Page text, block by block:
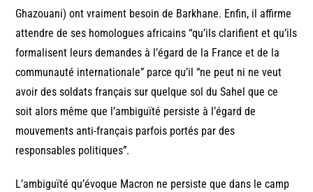
Ghazouani) ont vraiment besoin de Barkhane. Enfin, il affirme
attendre de ses homologues africains “qu’ils clarifient et qu’ils
formalisent leurs demandes à l’égard de la France et de la
communauté internationale” parce qu’il “ne peut ni ne veut
avoir des soldats français sur quelque sol du Sahel que ce
soit alors même que l’ambiguïté persiste à l’égard de
mouvements anti-français parfois portés par des
responsables politiques”.
L’ambiguïté qu’évoque Macron ne persiste que dans le camp